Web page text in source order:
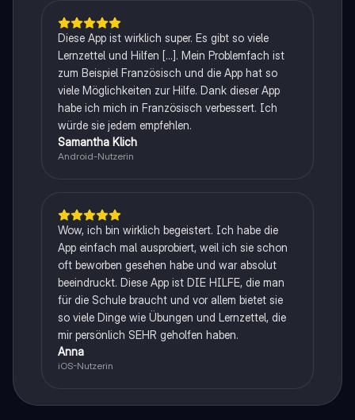
Diese App ist wirklich super. Es gibt so viele
Lernzettel und Hilfen [...]. Mein Problemfach ist
zum Beispiel Französisch und die App hat so
viele Möglichkeiten zur Hilfe. Dank dieser App
habe ich mich in Französisch verbessert. Ich
würde sie jedem empfehlen.
Samantha Klich
Android-Nutzerin
Wow, ich bin wirklich begeistert. Ich habe die
App einfach mal ausprobiert, weil ich sie schon
oft beworben gesehen habe und war absolut
beeindruckt. Diese App ist DIE HILFE, die man
für die Schule braucht und vor allem bietet sie
so viele Dinge wie Übungen und Lernzettel, die
mir persönlich SEHR geholfen haben.
Anna
iOS-Nutzerin